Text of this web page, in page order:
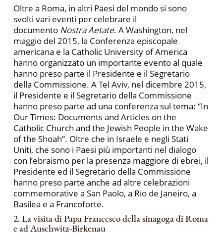
Oltre a Roma, in altri Paesi del mondo si sono
svolti vari eventi per celebrare il
documento Nostra Aetate. A Washington, nel
maggio del 2015, la Conferenza episcopale
americana e la Catholic University of America
hanno organizzato un importante evento al quale
hanno preso parte il Presidente e il Segretario
della Commissione. A Tel Aviv, nel dicembre 2015,
il Presidente e il Segretario della Commissione
hanno preso parte ad una conferenza sul tema: “In
Our Times: Documents and Articles on the
Catholic Church and the Jewish People in the Wake
of the Shoah”. Oltre che in Israele e negli Stati
Uniti, che sono i Paesi più importanti nel dialogo
con l’ebraismo per la presenza maggiore di ebrei, il
Presidente ed il Segretario della Commissione
hanno preso parte anche ad altre celebrazioni
commemorative a San Paolo, a Rio de Janeiro, a
Basilea e a Francoforte.
2. La visita di Papa Francesco della sinagoga di Roma
e ad Auschwitz-Birkenau